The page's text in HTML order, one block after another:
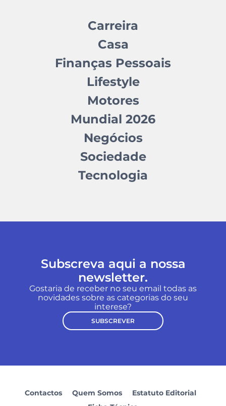
Carreira
Casa
Finanças Pessoais
Lifestyle
Motores
Mundial 2026
Negócios
Sociedade
Tecnologia
Subscreva aqui a nossa
newsletter.
Gostaria de receber no seu email todas as
novidades sobre as categorias do seu
interese?
SUBSCREVER
Contactos Quem Somos
Estatuto Editorial